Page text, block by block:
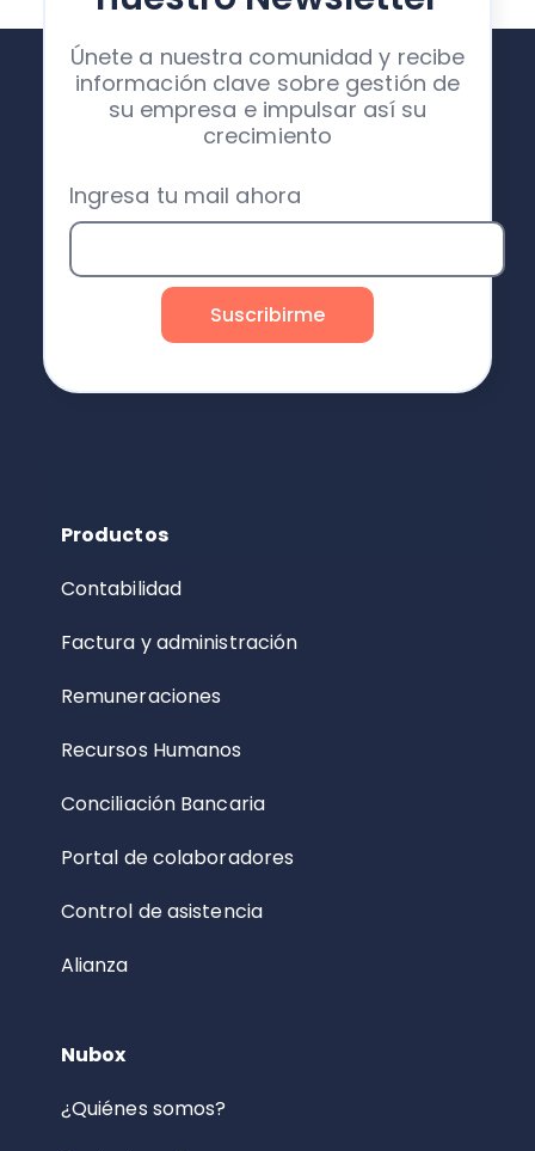
Únete a nuestra comunidad y recibe
información clave sobre gestión de
su empresa e impulsar así su
crecimiento
Ingresa tu mail ahora
Productos
Contabilidad
Factura y administración
Remuneraciones
Recursos Humanos
Conciliación Bancaria
Portal de colaboradores
Control de asistencia
Alianza
Nubox
¿Quiénes somos?